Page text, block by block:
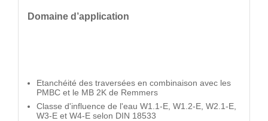
Domaine d’application
Etanchéité des traversées en combinaison avec les
PMBC et le MB 2K de Remmers
Classe d'influence de l'eau W1.1-E, W1.2-E, W2.1-E,
W3-E et W4-E selon DIN 18533